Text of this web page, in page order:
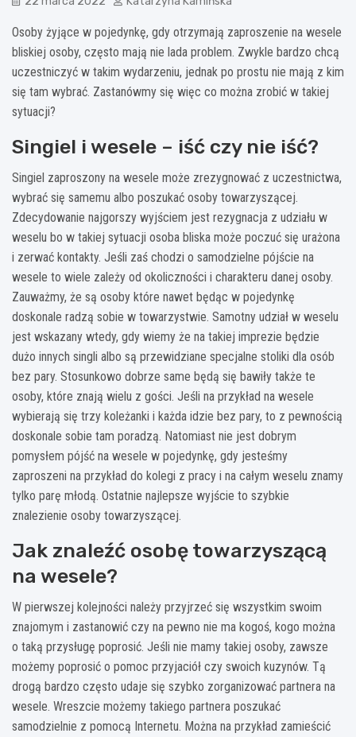
Osoby żyjące w pojedynkę, gdy otrzymają zaproszenie na wesele
bliskiej osoby, często mają nie lada problem. Zwykle bardzo chcą
uczestniczyć w takim wydarzeniu, jednak po prostu nie mają z kim
się tam wybrać. Zastanówmy się więc co można zrobić w takiej
sytuacji?
Singiel i wesele – iść czy nie iść?
Singiel zaproszony na wesele może zrezygnować z uczestnictwa,
wybrać się samemu albo poszukać osoby towarzyszącej.
Zdecydowanie najgorszy wyjściem jest rezygnacja z udziału w
weselu bo w takiej sytuacji osoba bliska może poczuć się urażona
i zerwać kontakty. Jeśli zaś chodzi o samodzielne pójście na
wesele to wiele zależy od okoliczności i charakteru danej osoby.
Zauważmy, że są osoby które nawet będąc w pojedynkę
doskonale radzą sobie w towarzystwie. Samotny udział w weselu
jest wskazany wtedy, gdy wiemy że na takiej imprezie będzie
dużo innych singli albo są przewidziane specjalne stoliki dla osób
bez pary. Stosunkowo dobrze same będą się bawiły także te
osoby, które znają wielu z gości. Jeśli na przykład na wesele
wybierają się trzy koleżanki i każda idzie bez pary, to z pewnością
doskonale sobie tam poradzą. Natomiast nie jest dobrym
pomysłem pójść na wesele w pojedynkę, gdy jesteśmy
zaproszeni na przykład do kolegi z pracy i na całym weselu znamy
tylko parę młodą. Ostatnie najlepsze wyjście to szybkie
znalezienie osoby towarzyszącej.
Jak znaleźć osobę towarzyszącą
na wesele?
W pierwszej kolejności należy przyjrzeć się wszystkim swoim
znajomym i zastanowić czy na pewno nie ma kogoś, kogo można
o taką przysługę poprosić. Jeśli nie mamy takiej osoby, zawsze
możemy poprosić o pomoc przyjaciół czy swoich kuzynów. Tą
drogą bardzo często udaje się szybko zorganizować partnera na
wesele. Wreszcie możemy takiego partnera poszukać
samodzielnie z pomocą Internetu. Można na przykład zamieścić